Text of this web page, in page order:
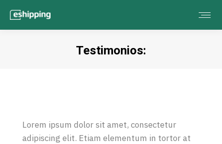
Testimonios:
Lorem ipsum dolor sit amet, consectetur
adipiscing elit. Etiam elementum in tortor at